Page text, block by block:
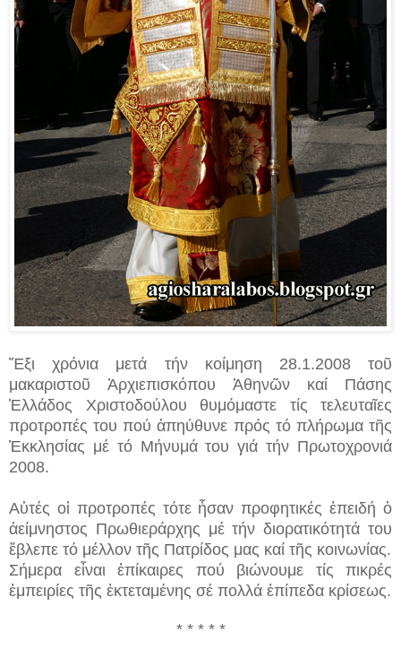
Ἕξι χρόνια μετά τήν κοίμηση 28.1.2008 τοῦ
μακαριστοῦ Ἀρχιεπισκόπου Ἀθηνῶν καί Πάσης
Ἑλλάδος Χριστοδούλου θυμόμαστε τίς τελευταῖες
προτροπές του πού ἀπηύθυνε πρός τό πλήρωμα τῆς
Ἐκκλησίας μέ τό Μήνυμά του γιά τήν Πρωτοχρονιά
2008.
Αὐτές οἱ προτροπές τότε ἦσαν προφητικές ἐπειδή ὁ
ἀείμνηστος Πρωθιεράρχης μέ τήν διορατικότητά του
ἔβλεπε τό μέλλον τῆς Πατρίδος μας καί τῆς κοινωνίας.
Σήμερα εἶναι ἐπίκαιρες πού βιώνουμε τίς πικρές
ἐμπειρίες τῆς ἐκτεταμένης σέ πολλά ἐπίπεδα κρίσεως.
* * * * *